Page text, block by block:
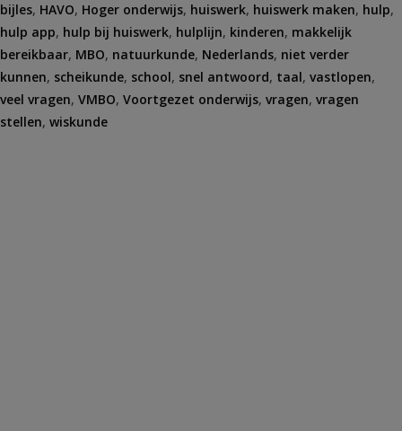
bijles, HAVO, Hoger onderwijs, huiswerk, huiswerk maken, hulp,
hulp app, hulp bij huiswerk, hulplijn, kinderen, makkelijk
bereikbaar, MBO, natuurkunde, Nederlands, niet verder
kunnen, scheikunde, school, snel antwoord, taal, vastlopen,
veel vragen, VMBO, Voortgezet onderwijs, vragen, vragen
stellen, wiskunde